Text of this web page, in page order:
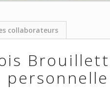
collaborateurs
personnelle